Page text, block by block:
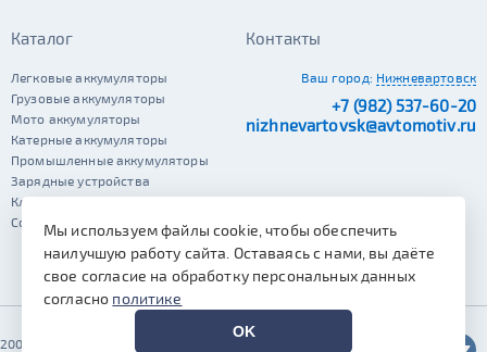
Каталог
Легковые аккумуляторы
Грузовые аккумуляторы
Мото аккумуляторы
Катерные аккумуляторы
Промышленные аккумуляторы
Зарядные устройства
Клеммы
Сопутствующие автотовары
Контакты
Ваш город: Нижневартовск
+7 (982) 537-60-20
nizhnevartovsk@avtomotiv.ru
2002–2026 © Автомотив
Мы используем файлы cookie, чтобы обеспечить
наилучшую работу сайта. Оставаясь с нами, вы даёте
свое согласие на обработку персональных данных
согласно политике
OK